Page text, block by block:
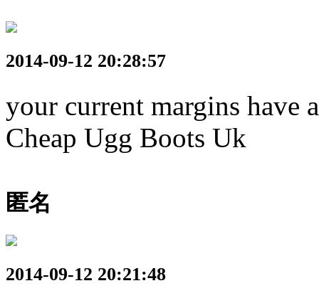
2014-09-12 20:28:57
your current margins have
Cheap Ugg Boots Uk
匿名
2014-09-12 20:21:48